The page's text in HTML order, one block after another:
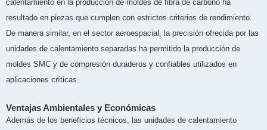
calentamiento en la producción de moldes de fibra de carbono ha
resultado en piezas que cumplen con estrictos criterios de rendimiento.
De manera similar, en el sector aeroespacial, la precisión ofrecida por las
unidades de calentamiento separadas ha permitido la producción de
moldes SMC y de compresión duraderos y confiables utilizados en
aplicaciones críticas.
Ventajas Ambientales y Económicas
Además de los beneficios técnicos, las unidades de calentamiento